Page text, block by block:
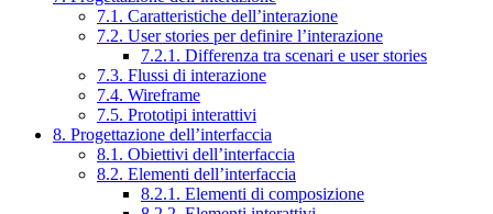
7.1. Caratteristiche dell’interazione
7.2. User stories per definire l’interazione
7.2.1. Differenza tra scenari e user stories
7.3. Flussi di interazione
7.4. Wireframe
7.5. Prototipi interattivi
8. Progettazione dell’interfaccia
8.1. Obiettivi dell’interfaccia
8.2. Elementi dell’interfaccia
8.2.1. Elementi di composizione